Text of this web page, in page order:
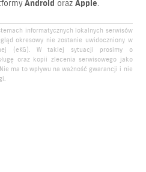
Android oraz Apple.
informatycznych lokalnych serwisów
okresowy nie zostanie uwidoczniony w
(eKG). W takiej sytuacji prosimy o
oraz kopii zlecenia serwisowego jako
ma to wpływu na ważność gwarancji i nie